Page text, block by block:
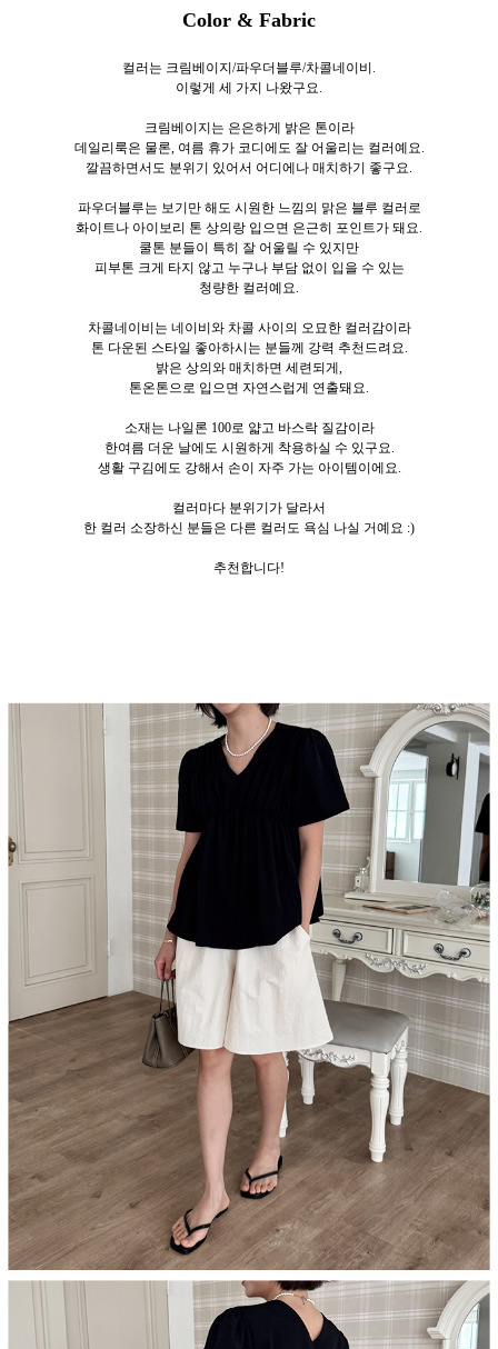
Color & Fabric
컬러는 크림베이지/파우더블루/차콜네이비.
이렇게 세 가지 나왔구요.
크림베이지는 은은하게 밝은 톤이라
데일리룩은 물론, 여름 휴가 코디에도 잘 어울리는 컬러예요.
깔끔하면서도 분위기 있어서 어디에나 매치하기 좋구요.
파우더블루는 보기만 해도 시원한 느낌의 맑은 블루 컬러로
화이트나 아이보리 톤 상의랑 입으면 은근히 포인트가 돼요.
쿨톤 분들이 특히 잘 어울릴 수 있지만
피부톤 크게 타지 않고 누구나 부담 없이 입을 수 있는
청량한 컬러예요.
차콜네이비는 네이비와 차콜 사이의 오묘한 컬러감이라
톤 다운된 스타일 좋아하시는 분들께 강력 추천드려요.
밝은 상의와 매치하면 세련되게,
톤온톤으로 입으면 자연스럽게 연출돼요.
소재는 나일론 100로 얇고 바스락 질감이라
한여름 더운 날에도 시원하게 착용하실 수 있구요.
생활 구김에도 강해서 손이 자주 가는 아이템이에요.
컬러마다 분위기가 달라서
한 컬러 소장하신 분들은 다른 컬러도 욕심 나실 거예요 :)
추천합니다!